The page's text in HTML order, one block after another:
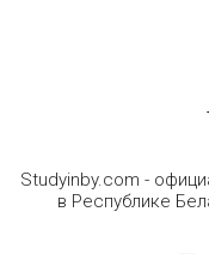
Studyinby.com -
в Республике